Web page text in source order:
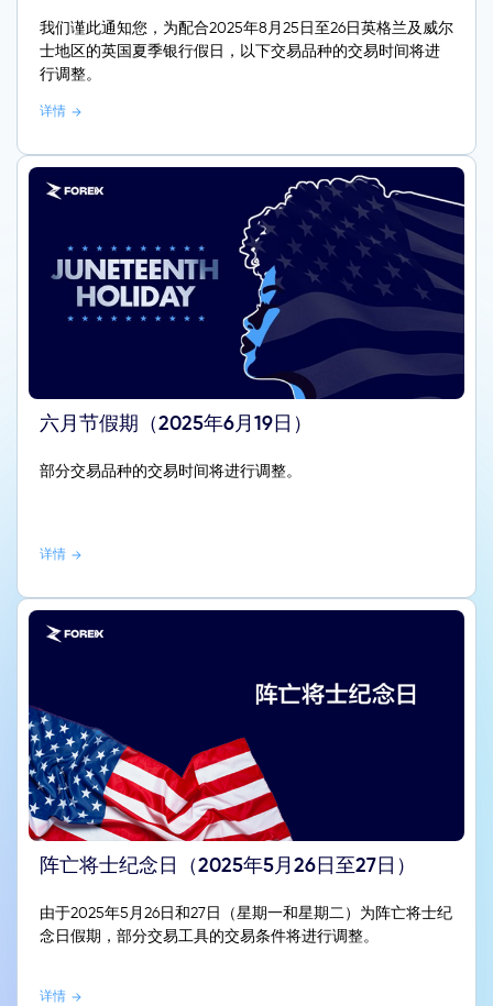
我们谨此通知您，为配合2025年8月25日至26日英格兰及威尔
士地区的英国夏季银行假日，以下交易品种的交易时间将进
行调整。
详情
六月节假期（2025年6月19日）
部分交易品种的交易时间将进行调整。
详情
阵亡将士纪念日（2025年5月26日至27日）
由于2025年5月26日和27日（星期一和星期二）为阵亡将士纪
念日假期，部分交易工具的交易条件将进行调整。
详情